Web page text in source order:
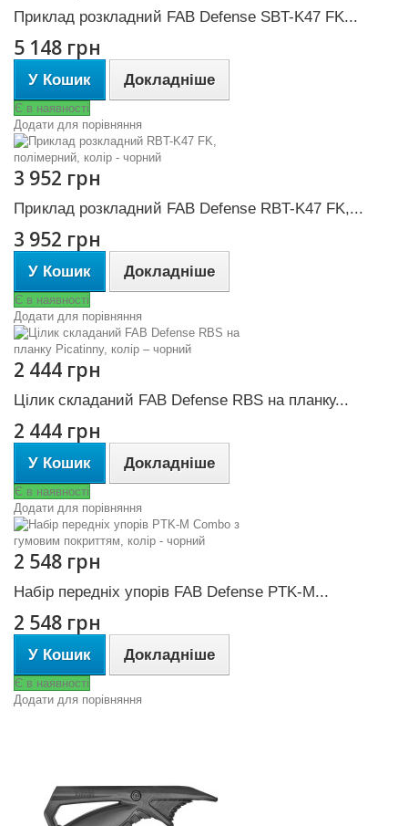
Приклад розкладний FAB Defense SBT-K47 FK...
5 148 грн
У Кошик Докладніше
Є в наявності
Додати для порівняння
3 952 грн
Приклад розкладний FAB Defense RBT-K47 FK,...
3 952 грн
У Кошик Докладніше
Є в наявності
Додати для порівняння
2 444 грн
Цілик складаний FAB Defense RBS на планку...
2 444 грн
У Кошик Докладніше
Є в наявності
Додати для порівняння
2 548 грн
Набір передніх упорів FAB Defense PTK-M...
2 548 грн
У Кошик Докладніше
Є в наявності
Додати для порівняння